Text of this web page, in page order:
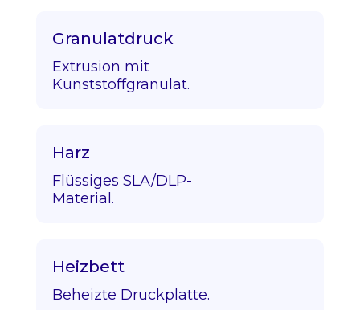
Granulatdruck
Extrusion mit
Kunststoffgranulat.
Harz
Flüssiges SLA/DLP-
Material.
Heizbett
Beheizte Druckplatte.